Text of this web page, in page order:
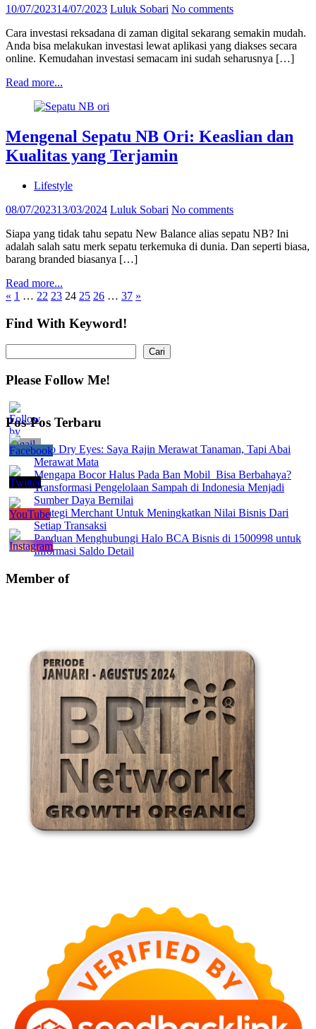
10/07/202314/07/2023 Luluk Sobari No comments
Cara investasi reksadana di zaman digital sekarang semakin mudah.
Anda bisa melakukan investasi lewat aplikasi yang diakses secara
online. Kemudahan investasi semacam ini sudah seharusnya […]
Read more...
Mengenal Sepatu NB Ori: Keaslian dan
Kualitas yang Terjamin
Lifestyle
08/07/202313/03/2024 Luluk Sobari No comments
Siapa yang tidak tahu sepatu New Balance alias sepatu NB? Ini
adalah salah satu merk sepatu terkemuka di dunia. Dan seperti biasa,
barang branded biasanya […]
Read more...
Paginasi
pos
« Previous
1 … 22 23 24 25 26 … 37 Next
»
Find With Keyword!
Cari
Please Follow Me!
Pos-Pos Terbaru
Insto Dry Eyes: Saya Rajin Merawat Tanaman, Tapi Abai
Merawat Mata
Mengapa Bocor Halus Pada Ban Mobil Bisa Berbahaya?
Transformasi Pengelolaan Sampah di Indonesia Menjadi
Sumber Daya Bernilai
Strategi Merchant Untuk Meningkatkan Nilai Bisnis Dari
Setiap Transaksi
Panduan Menghubungi Halo BCA Bisnis di 1500998 untuk
Informasi Saldo Detail
Member of